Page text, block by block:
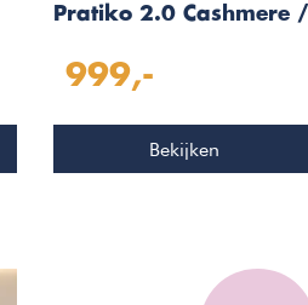
Pratiko 2.0 Cashmere /
Glazen Deur
999,-
Bekijken